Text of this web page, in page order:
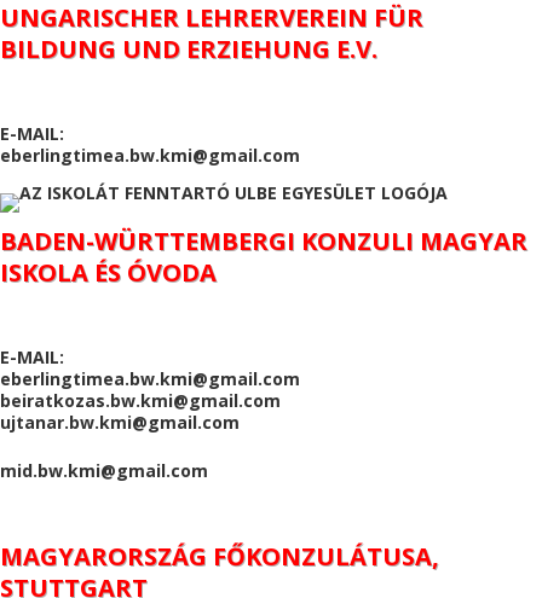
UNGARISCHER LEHRERVEREIN FÜR
BILDUNG UND ERZIEHUNG E.V.
E-MAIL:
eberlingtimea.bw.kmi@gmail.com
BADEN-WÜRTTEMBERGI KONZULI MAGYAR
ISKOLA ÉS ÓVODA
E-MAIL:
eberlingtimea.bw.kmi@gmail.com
beiratkozas.bw.kmi@gmail.com
ujtanar.bw.kmi@gmail.com
mid.bw.kmi@gmail.com
MAGYARORSZÁG FŐKONZULÁTUSA,
STUTTGART